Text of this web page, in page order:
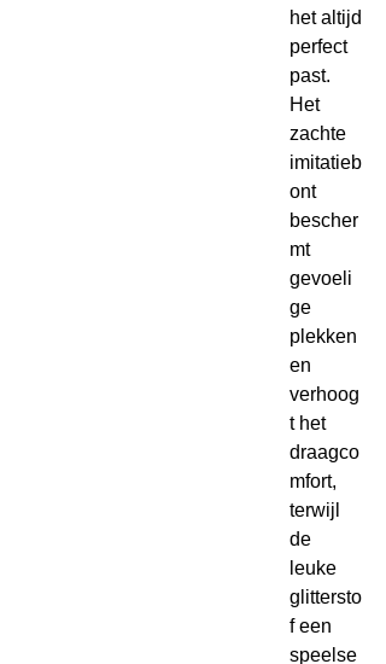
het altijd
perfect
past.
Het
zachte
imitatieb
ont
bescher
mt
gevoeli
ge
plekken
en
verhoog
t het
draagco
mfort,
terwijl
de
leuke
glittersto
f een
speelse